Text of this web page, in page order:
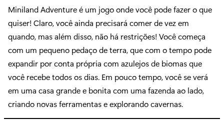
Miniland Adventure é um jogo onde você pode fazer o que
quiser! Claro, você ainda precisará comer de vez em
quando, mas além disso, não há restrições! Você começa
com um pequeno pedaço de terra, que com o tempo pode
expandir por conta própria com azulejos de biomas que
você recebe todos os dias. Em pouco tempo, você se verá
em uma casa grande e bonita com uma fazenda ao lado,
criando novas ferramentas e explorando cavernas.